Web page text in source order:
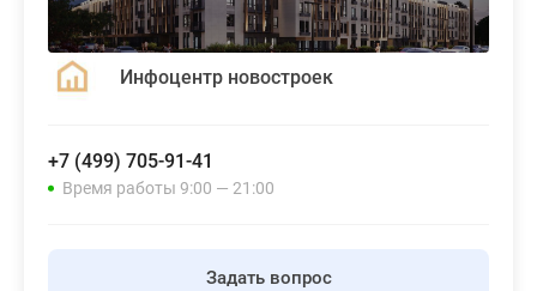
Инфоцентр новостроек
+7 (499) 705-91-41
Время работы 9:00 — 21:00
Задать вопрос